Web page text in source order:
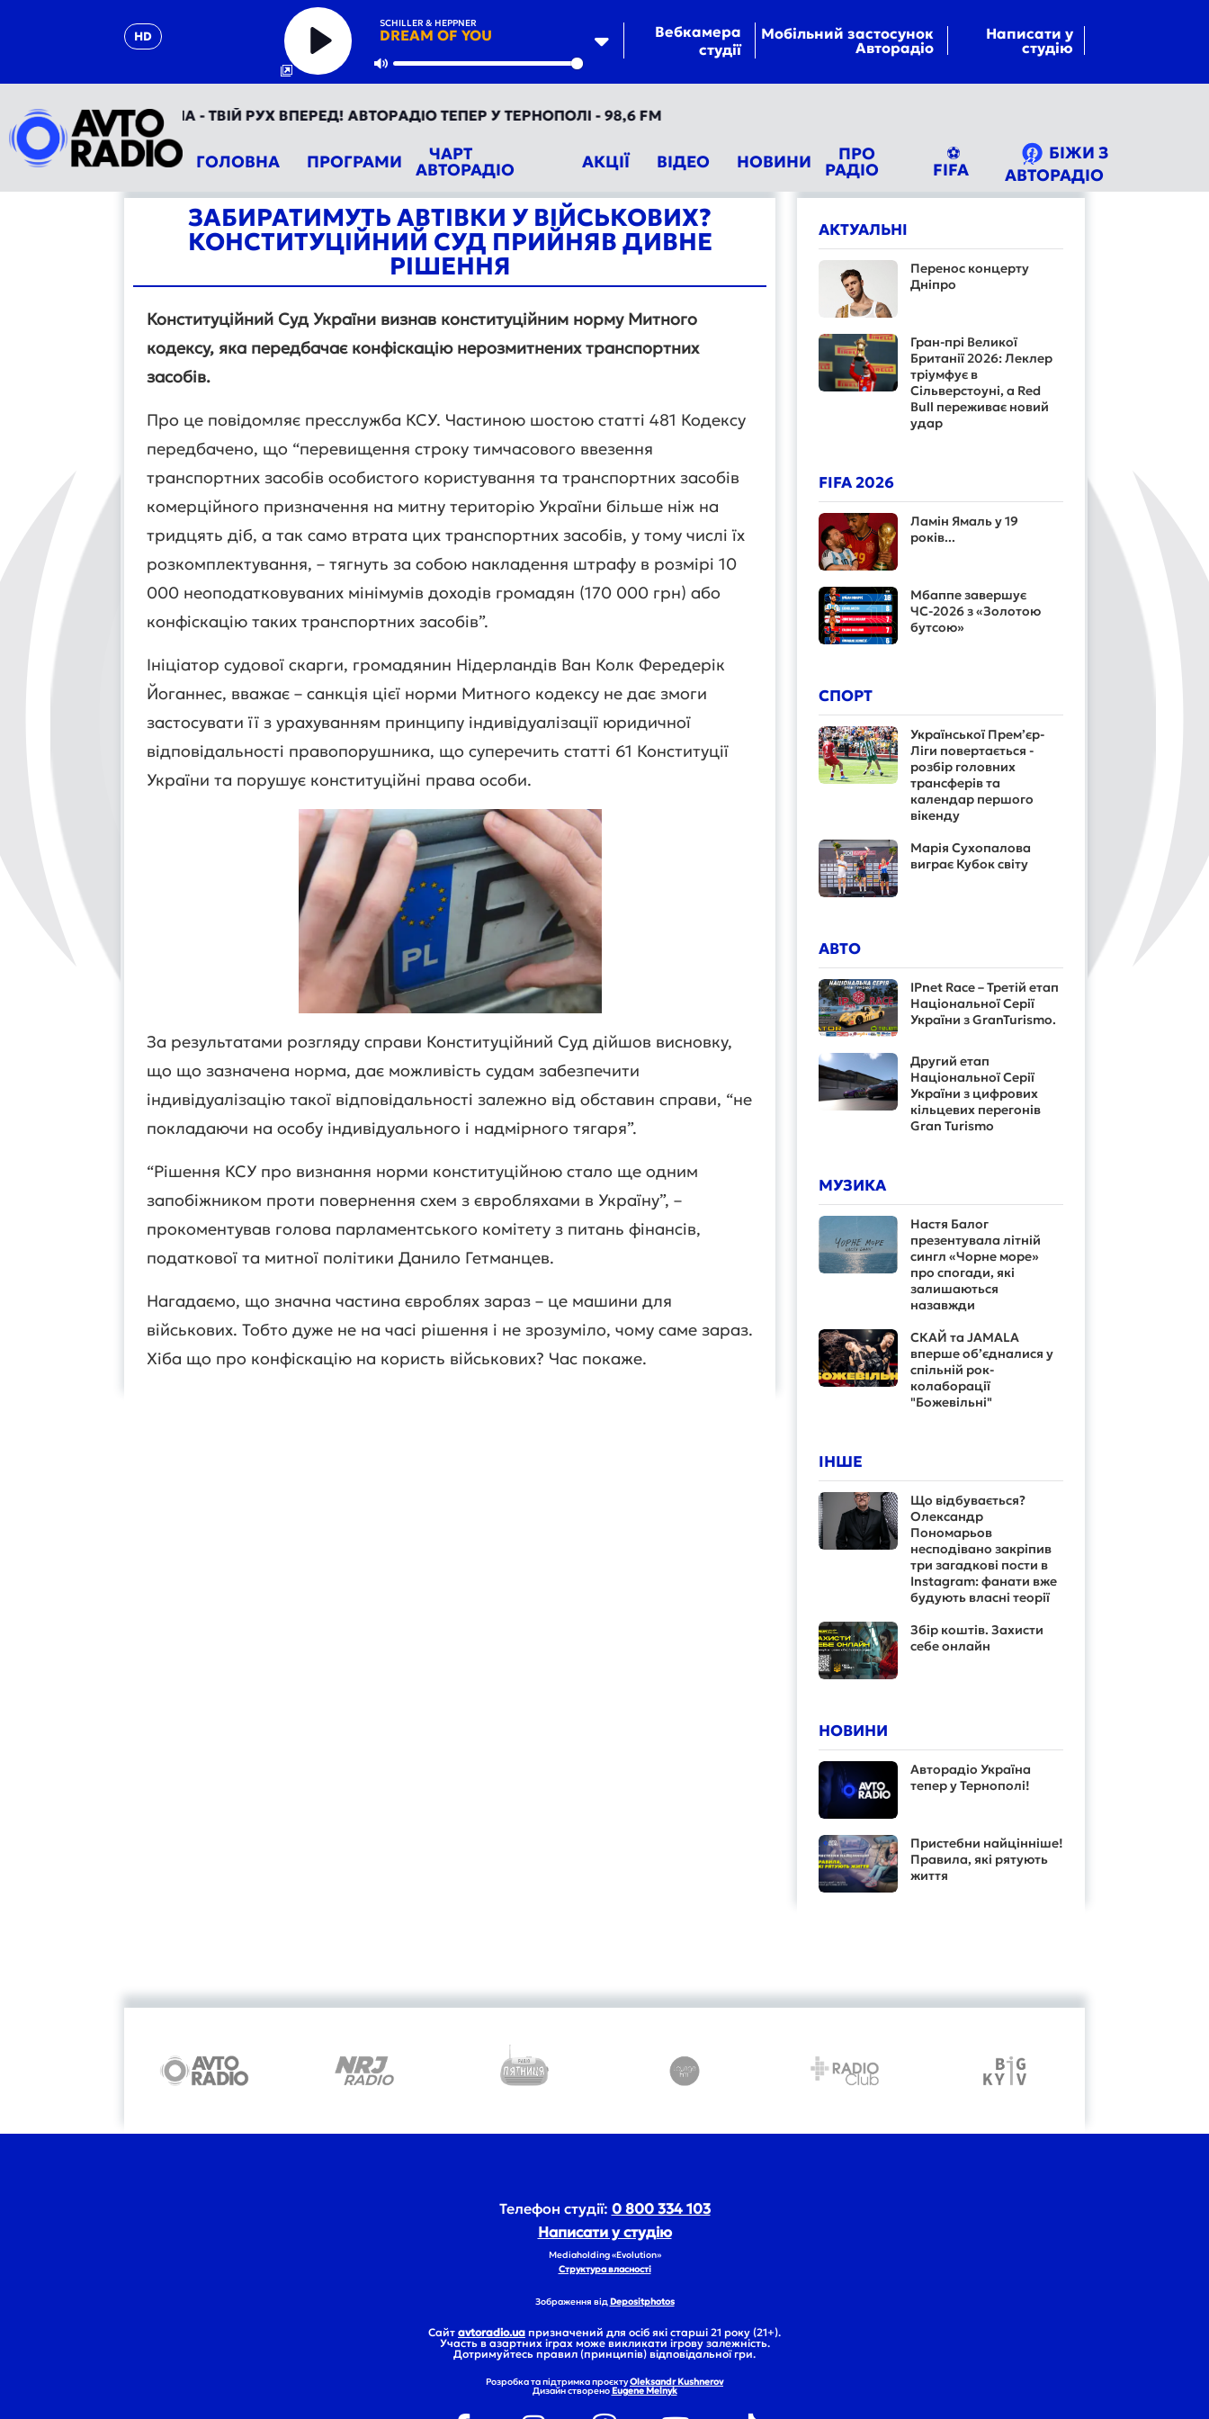
HD
SCHILLER & HEPPNER
DREAM OF YOU
Play
Mute
Вебкамера
студії
Мобільний застосунок
Авторадіо
Написати у
студію
АВТОРАДІО УКРАЇНА - ТВІЙ РУХ ВПЕРЕД! АВТОРАДІО ТЕПЕР У ТЕРНОПОЛІ - 98,6 FM
ГОЛОВНА ПРОГРАМИ ЧАРТ
АВТОРАДІО АКЦІЇ ВІДЕО НОВИНИ ПРО
РАДІО
⚽
FIFA
БІЖИ З
АВТОРАДІО
ЗАБИРАТИМУТЬ АВТІВКИ У ВІЙСЬКОВИХ?
КОНСТИТУЦІЙНИЙ СУД ПРИЙНЯВ ДИВНЕ
РІШЕННЯ
Конституційний Суд України визнав конституційним норму Митного
кодексу, яка передбачає конфіскацію нерозмитнених транспортних
засобів.
Про це повідомляє пресслужба КСУ. Частиною шостою статті 481 Кодексу
передбачено, що “перевищення строку тимчасового ввезення
транспортних засобів особистого користування та транспортних засобів
комерційного призначення на митну територію України більше ніж на
тридцять діб, а так само втрата цих транспортних засобів, у тому числі їх
розкомплектування, – тягнуть за собою накладення штрафу в розмірі 10
000 неоподатковуваних мінімумів доходів громадян (170 000 грн) або
конфіскацію таких транспортних засобів”.
Ініціатор судової скарги, громадянин Нідерландів Ван Колк Фередерік
Йоганнес, вважає – санкція цієї норми Митного кодексу не дає змоги
застосувати її з урахуванням принципу індивідуалізації юридичної
відповідальності правопорушника, що суперечить статті 61 Конституції
України та порушує конституційні права особи.
За результатами розгляду справи Конституційний Суд дійшов висновку,
що що зазначена норма, дає можливість судам забезпечити
індивідуалізацію такої відповідальності залежно від обставин справи, “не
покладаючи на особу індивідуального і надмірного тягаря”.
“Рішення КСУ про визнання норми конституційною стало ще одним
запобіжником проти повернення схем з євробляхами в Україну”, –
прокоментував голова парламентського комітету з питань фінансів,
податкової та митної політики Данило Гетманцев.
Нагадаємо, що значна частина євроблях зараз – це машини для
військових. Тобто дуже не на часі рішення і не зрозуміло, чому саме зараз.
Хіба що про конфіскацію на користь військових? Час покаже.
АКТУАЛЬНІ
Перенос концерту
Дніпро
Гран-прі Великої
Британії 2026: Леклер
тріумфує в
Сільверстоуні, а Red
Bull переживає новий
удар
FIFA 2026
Ламін Ямаль у 19
років...
Мбаппе завершує
ЧС-2026 з «Золотою
бутсою»
СПОРТ
Української Прем’єр-
Ліги повертається -
розбір головних
трансферів та
календар першого
вікенду
Марія Сухопалова
виграє Кубок світу
АВТО
IPnet Race – Третій етап
Національної Серії
України з GranTurismo.
Другий етап
Національної Серії
України з цифрових
кільцевих перегонів
Gran Turismo
МУЗИКА
Настя Балог
презентувала літній
сингл «Чорне море»
про спогади, які
залишаються
назавжди
СКАЙ та JAMALA
вперше об’єдналися у
спільній рок-
колаборації
"Божевільні"
ІНШЕ
Що відбувається?
Олександр
Пономарьов
несподівано закріпив
три загадкові пости в
Instagram: фанати вже
будують власні теорії
Збір коштів. Захисти
себе онлайн
НОВИНИ
Авторадіо Україна
тепер у Тернополі!
Пристебни найцінніше!
Правила, які рятують
життя
Телефон студії: 0 800 334 103
Написати у студію
Mediaholding «Evolution»
Структура власності
Зображення відDepositphotos
Сайт avtoradio.ua призначений для осіб які старші 21 року (21+).
Участь в азартних іграх може викликати ігрову залежність.
Дотримуйтесь правил (принципів) відповідальної гри.
Розробка та підтримка проєктуOleksandr Kushnerov
Дизайн створеноEugene Melnyk